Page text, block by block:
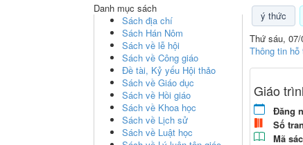
ý thức
Thứ sáu,
Thông tin hỗ
Giáo
Đăng
Số
Mã
Danh mục sách
Sách địa chí
Sách Hán Nôm
Sách về lễ hội
Sách về Công giáo
Đề tài, Kỷ yếu Hội thảo
Sách về Giáo dục
Sách về Hồi giáo
Sách về Khoa học
Sách về Lịch sử
Sách về Luật học